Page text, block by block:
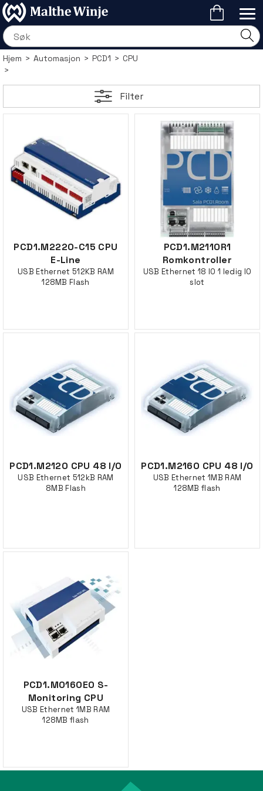
Hjem>Automasjon>PCD1>CPU
>
Filter
PCD1.M2220-C15 CPU
E-Line
USB Ethernet 512KB RAM
128MB Flash
PCD1.M2110R1
Romkontroller
USB Ethernet 18 IO 1 ledig IO
slot
PCD1.M2120 CPU 48 I/O
USB Ethernet 512kB RAM
8MB Flash
PCD1.M2160 CPU 48 I/O
USB Ethernet 1MB RAM
128MB flash
PCD1.M0160E0 S-
Monitoring CPU
USB Ethernet 1MB RAM
128MB flash